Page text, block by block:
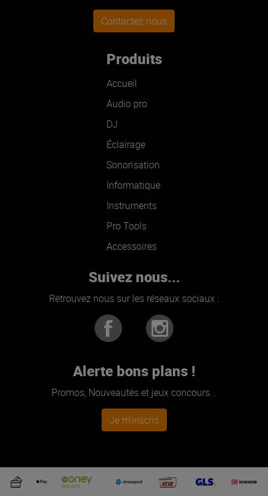
Contactez nous
Produits
Accueil
Audio pro
DJ
Éclairage
Sonorisation
Informatique
Instruments
Pro Tools
Accessoires
Suivez nous...
Retrouvez nous sur les réseaux sociaux :
Alerte bons plans !
Promos, Nouveautés et jeux concours...
Je m'inscris